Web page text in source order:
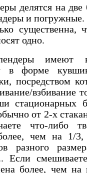
делятся на
и
существенна,
одно.
имеют
в форме
посредством
взбивание
стационарных
от 2-х
что-либо
чем на 1/3,
разного
Если
более, чем на